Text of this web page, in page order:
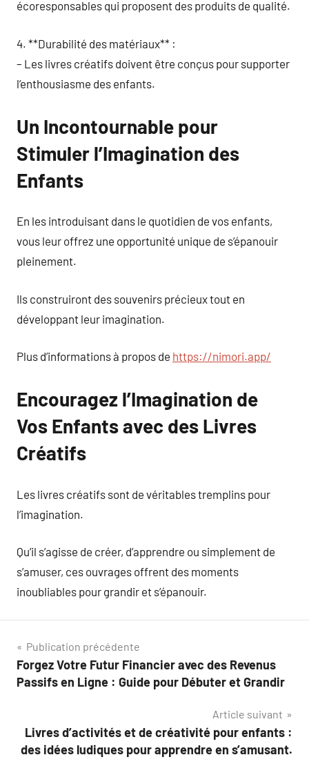
écoresponsables qui proposent des produits de qualité.
4. **Durabilité des matériaux** :
– Les livres créatifs doivent être conçus pour supporter
l’enthousiasme des enfants.
Un Incontournable pour
Stimuler l’Imagination des
Enfants
En les introduisant dans le quotidien de vos enfants,
vous leur offrez une opportunité unique de s’épanouir
pleinement.
Ils construiront des souvenirs précieux tout en
développant leur imagination.
Plus d’informations à propos de https://nimori.app/
Encouragez l’Imagination de
Vos Enfants avec des Livres
Créatifs
Les livres créatifs sont de véritables tremplins pour
l’imagination.
Qu’il s’agisse de créer, d’apprendre ou simplement de
s’amuser, ces ouvrages offrent des moments
inoubliables pour grandir et s’épanouir.
Navigation
de
Publication précédente
Forgez Votre Futur Financier avec des Revenus
Passifs en Ligne : Guide pour Débuter et Grandir
Article suivant
Livres d’activités et de créativité pour enfants :
des idées ludiques pour apprendre en s’amusant.